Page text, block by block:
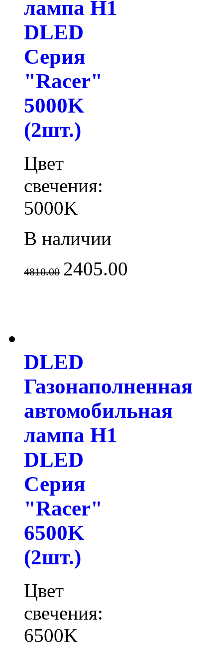
лампа H1
DLED
Серия
"Racer"
5000K
(2шт.)
Цвет
свечения:
5000K
В наличии
4810.00 2405.00
DLED
Газонаполненная
автомобильная
лампа H1
DLED
Серия
"Racer"
6500K
(2шт.)
Цвет
свечения:
6500K